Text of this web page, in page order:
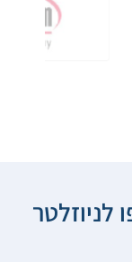
לניוזלטר